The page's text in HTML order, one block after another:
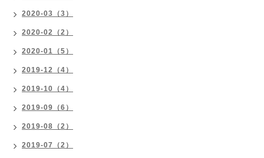
2020-03（3）
2020-02（2）
2020-01（5）
2019-12（4）
2019-10（4）
2019-09（6）
2019-08（2）
2019-07（2）